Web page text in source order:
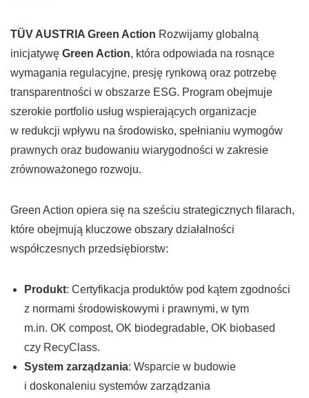
TÜV AUSTRIA Green Action Rozwijamy globalną
inicjatywę Green Action, która odpowiada na rosnące
wymagania regulacyjne, presję rynkową oraz potrzebę
transparentności w obszarze ESG. Program obejmuje
szerokie portfolio usług wspierających organizacje
w redukcji wpływu na środowisko, spełnianiu wymogów
prawnych oraz budowaniu wiarygodności w zakresie
zrównoważonego rozwoju.
Green Action opiera się na sześciu strategicznych filarach,
które obejmują kluczowe obszary działalności
współczesnych przedsiębiorstw:
Produkt: Certyfikacja produktów pod kątem zgodności
z normami środowiskowymi i prawnymi, w tym
m.in. OK compost, OK biodegradable, OK biobased
czy RecyClass.
System zarządzania: Wsparcie w budowie
i doskonaleniu systemów zarządzania